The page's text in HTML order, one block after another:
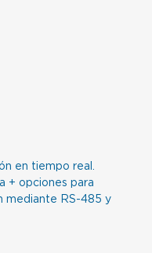
en tiempo real.
+ opciones para
mediante RS-485 y